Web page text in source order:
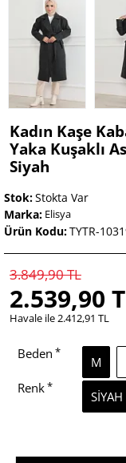
Kadın Kaşe
Yaka Kuşaklı
Siyah
Stok:Stokta Var
Marka: Elisya
Ürün Kodu:TYTR-
2.539,90
3.849,90 TL
Havale ile 2.412,91 TL
Beden
M
Renk
SIYAH